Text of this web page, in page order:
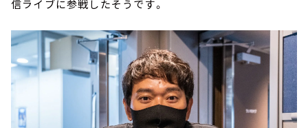
信ライブに参戦したそうです。